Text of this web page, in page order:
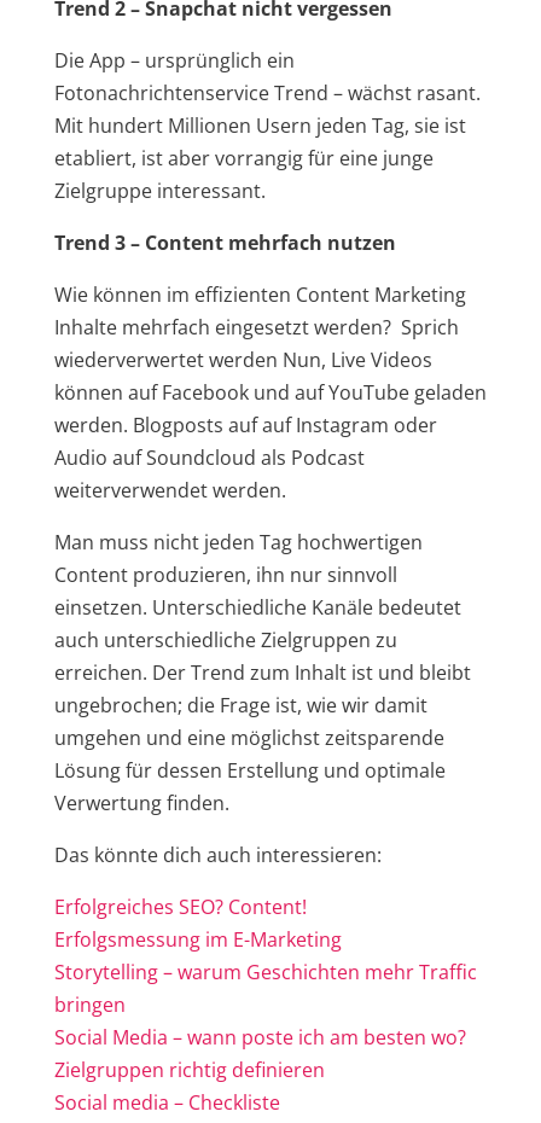
Trend 2 – Snapchat nicht vergessen
Die App – ursprünglich ein
Fotonachrichtenservice Trend – wächst rasant.
Mit hundert Millionen Usern jeden Tag, sie ist
etabliert, ist aber vorrangig für eine junge
Zielgruppe interessant.
Trend 3 – Content mehrfach nutzen
Wie können im effizienten Content Marketing
Inhalte mehrfach eingesetzt werden? Sprich
wiederverwertet werden Nun, Live Videos
können auf Facebook und auf YouTube geladen
werden. Blogposts auf auf Instagram oder
Audio auf Soundcloud als Podcast
weiterverwendet werden.
Man muss nicht jeden Tag hochwertigen
Content produzieren, ihn nur sinnvoll
einsetzen. Unterschiedliche Kanäle bedeutet
auch unterschiedliche Zielgruppen zu
erreichen. Der Trend zum Inhalt ist und bleibt
ungebrochen; die Frage ist, wie wir damit
umgehen und eine möglichst zeitsparende
Lösung für dessen Erstellung und optimale
Verwertung finden.
Das könnte dich auch interessieren:
Erfolgreiches SEO? Content!
Erfolgsmessung im E-Marketing
Storytelling – warum Geschichten mehr Traffic
bringen
Social Media – wann poste ich am besten wo?
Zielgruppen richtig definieren
Social media – Checkliste